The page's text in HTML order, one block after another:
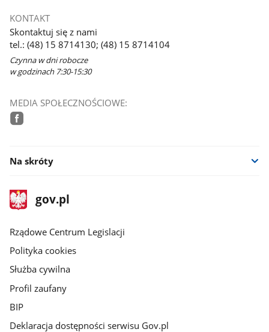
KONTAKT
Skontaktuj się z nami
tel.: (48) 15 8714130; (48) 15 8714104
Czynna w dni robocze
w godzinach 7:30-15:30
MEDIA SPOŁECZNOŚCIOWE:
Na skróty
stopka
gov.plStrona
gov.pl
Rządowe Centrum Legislacji
Polityka cookies
Służba cywilna
Profil zaufany
BIP
Deklaracja dostępności serwisu Gov.pl